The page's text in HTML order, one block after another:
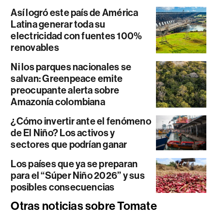
Así logró este país de América
Latina generar toda su
electricidad con fuentes 100%
renovables
Ni los parques nacionales se
salvan: Greenpeace emite
preocupante alerta sobre
Amazonía colombiana
¿Cómo invertir ante el fenómeno
de El Niño? Los activos y
sectores que podrían ganar
Los países que ya se preparan
para el “Súper Niño 2026” y sus
posibles consecuencias
Otras noticias sobre Tomate